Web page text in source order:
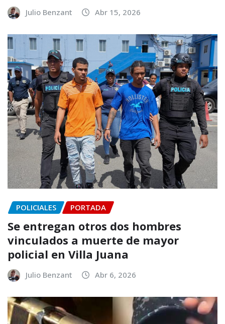
Julio Benzant Abr 15, 2026
POLICIALES PORTADA
Se entregan otros dos hombres
vinculados a muerte de mayor
policial en Villa Juana
Julio Benzant Abr 6, 2026